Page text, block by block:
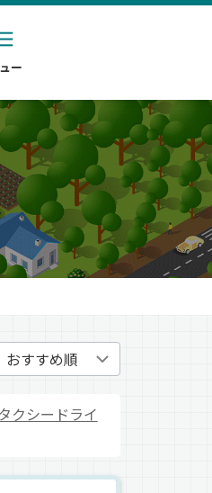
ー
クシードライ